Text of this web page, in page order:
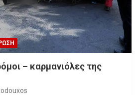
– καρμανιόλες της